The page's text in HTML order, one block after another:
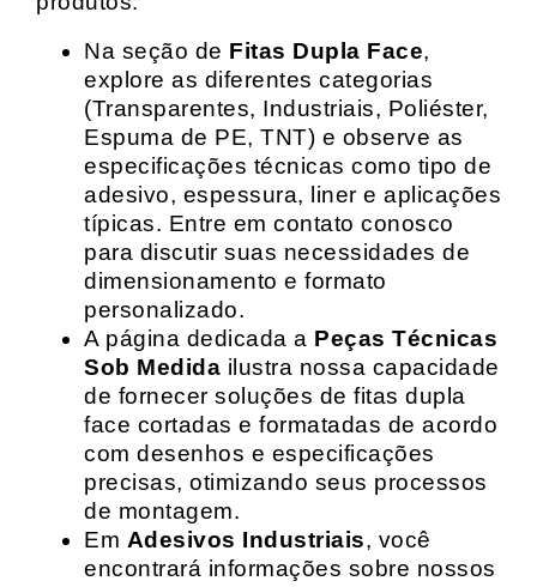
Na seção de Fitas Dupla Face,
explore as diferentes categorias
(Transparentes, Industriais, Poliéster,
Espuma de PE, TNT) e observe as
especificações técnicas como tipo de
adesivo, espessura, liner e aplicações
típicas. Entre em contato conosco
para discutir suas necessidades de
dimensionamento e formato
personalizado.
A página dedicada a Peças Técnicas
Sob Medida ilustra nossa capacidade
de fornecer soluções de fitas dupla
face cortadas e formatadas de acordo
com desenhos e especificações
precisas, otimizando seus processos
de montagem.
Em Adesivos Industriais, você
encontrará informações sobre nossos